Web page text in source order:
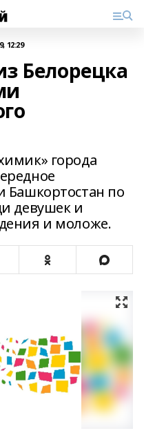
12:29
Белорецка
города
Башкортостан по
девушек и
и моложе.